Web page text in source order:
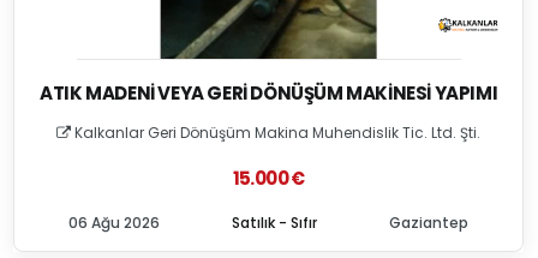
ATIK MADENI VEYA GERI DÖNÜŞÜM MAKINESI YAPIMI
Kalkanlar Geri Dönüşüm Makina Muhendislik Tic. Ltd. Şti.
15.000 €
Satılık - Sıfır
06 Ağu 2026 Gaziantep